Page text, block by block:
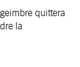
quittera
la